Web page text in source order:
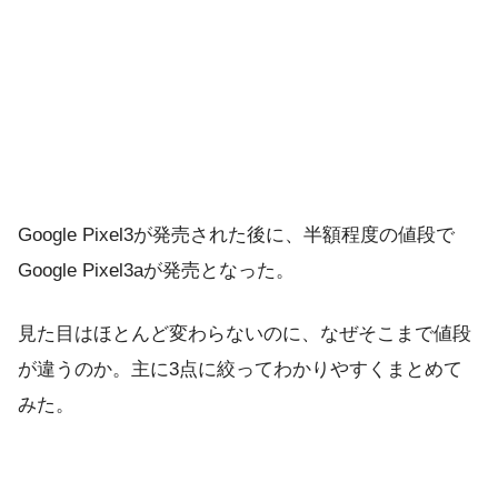
Google Pixel3が発売された後に、半額程度の値段で
Google Pixel3aが発売となった。
見た目はほとんど変わらないのに、なぜそこまで値段
が違うのか。主に3点に絞ってわかりやすくまとめて
みた。